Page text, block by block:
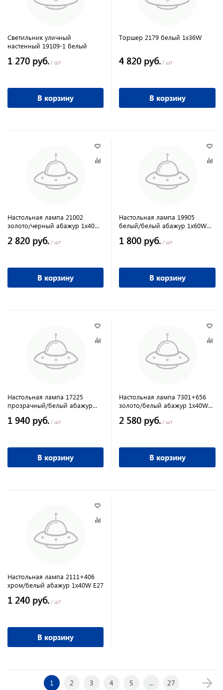
Светильник уличный
настенный 19109-1 белый
1 270 руб. / шт
В корзину
Торшер 2179 белый 1х36W
4 820 руб. / шт
В корзину
Настольная лампа 21002
золото/черный абажур 1х40W
2 820 руб. / шт
В корзину
Настольная лампа 19905
белый/белый абажур 1х60W
1 800 руб. / шт
В корзину
Настольная лампа 17225
прозрачный/белый абажур
1 940 руб. / шт
В корзину
Настольная лампа 7301+656
золото/белый абажур 1х40W
2 580 руб. / шт
В корзину
Настольная лампа 2111+406
хром/белый абажур 1х40W Е27
1 240 руб. / шт
В корзину
1 2 3 4 5 ... 27